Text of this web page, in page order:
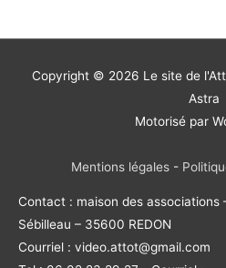
Copyright © 2026 Le site de
Astra
Motorisé par
Mentions légales -
Contact : maison des associations
Sébilleau – 35600 REDON
Courriel : video.attot@gmail.com